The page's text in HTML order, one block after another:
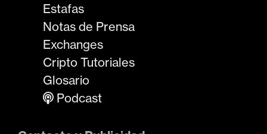
Estafas
Notas de Prensa
Exchanges
Cripto Tutoriales
Glosario
Podcast